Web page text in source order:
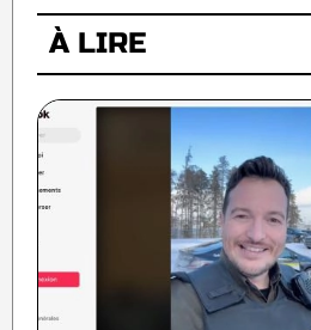
À LIRE